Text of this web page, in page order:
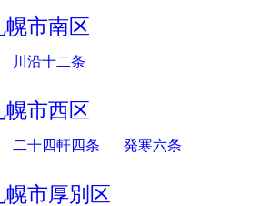
幌市南区
川沿十二条
幌市西区
二十四軒四条 発寒六条
幌市厚別区